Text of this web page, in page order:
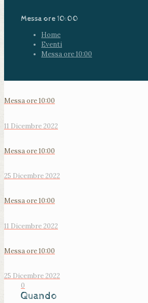
Messa ore 10:00
Home
Eventi
Messa ore 10:00
Messa ore 10:00
11 Dicembre 2022
Messa ore 10:00
25 Dicembre 2022
Messa ore 10:00
11 Dicembre 2022
Messa ore 10:00
25 Dicembre 2022
0
Quando